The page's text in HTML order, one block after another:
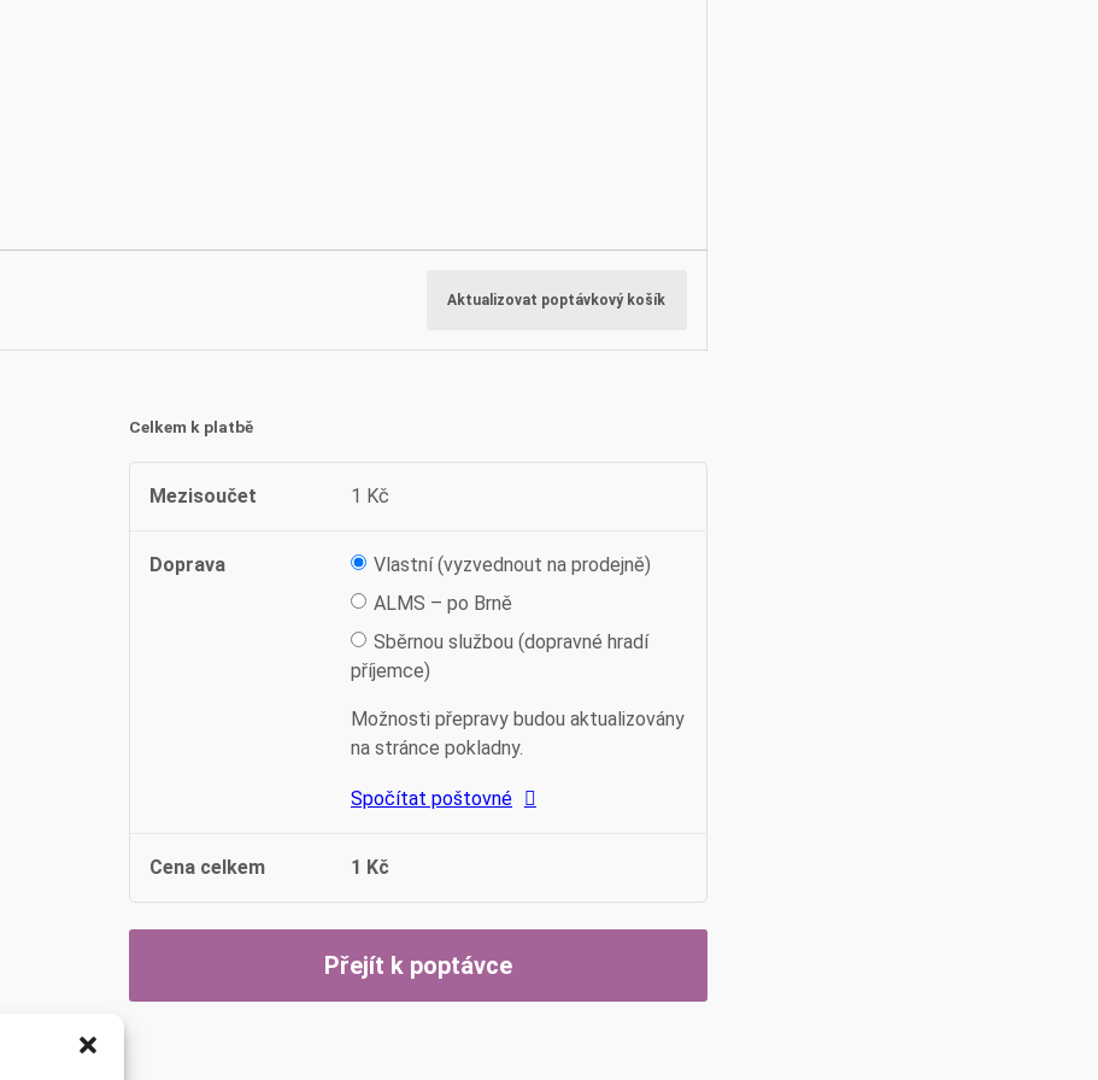
Aktualizovat poptávkový košík
Celkem k platbě
Mezisoučet 1 Kč
Doprava
Vlastní (vyzvednout na prodejně)
ALMS – po Brně
Sběrnou službou (dopravné hradí
příjemce)
Možnosti přepravy budou aktualizovány
na stránce pokladny.
Spočítat poštovné
Cena celkem 1 Kč
Přejít k poptávce